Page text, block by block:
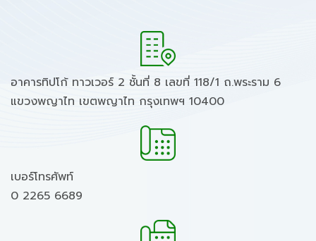
อาคารทิปโก้ ทาวเวอร์ 2 ชั้นที่ 8 เลขที่ 118/1 ถ.พระราม 6
แขวงพญาไท เขตพญาไท กรุงเทพฯ 10400
เบอร์โทรศัพท์
0 2265 6689